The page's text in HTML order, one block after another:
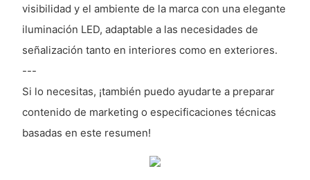
visibilidad y el ambiente de la marca con una elegante
iluminación LED, adaptable a las necesidades de
señalización tanto en interiores como en exteriores.
---
Si lo necesitas, ¡también puedo ayudarte a preparar
contenido de marketing o especificaciones técnicas
basadas en este resumen!